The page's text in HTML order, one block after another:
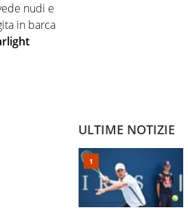
nudi e
in barca
ULTIME NOTIZIE